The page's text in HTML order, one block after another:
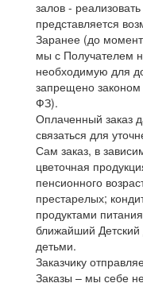
залов -
представляется
Заранее (до
мы с Получателем
необходимую для
запрещено
ФЗ).
Оплаченный заказ
связаться для
Сам заказ, в
цветочная
пенсионного
престарелых;
продуктами
ближайший
детьми.
Заказчику
Заказы – мы себе